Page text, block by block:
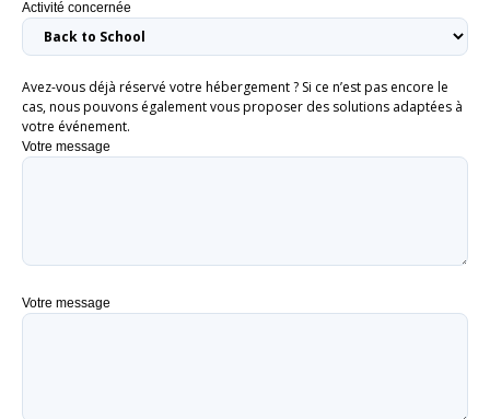
Activité concernée
Avez-vous déjà réservé votre hébergement ? Si ce n’est pas encore le
cas, nous pouvons également vous proposer des solutions adaptées à
votre événement.
Votre message
Votre message